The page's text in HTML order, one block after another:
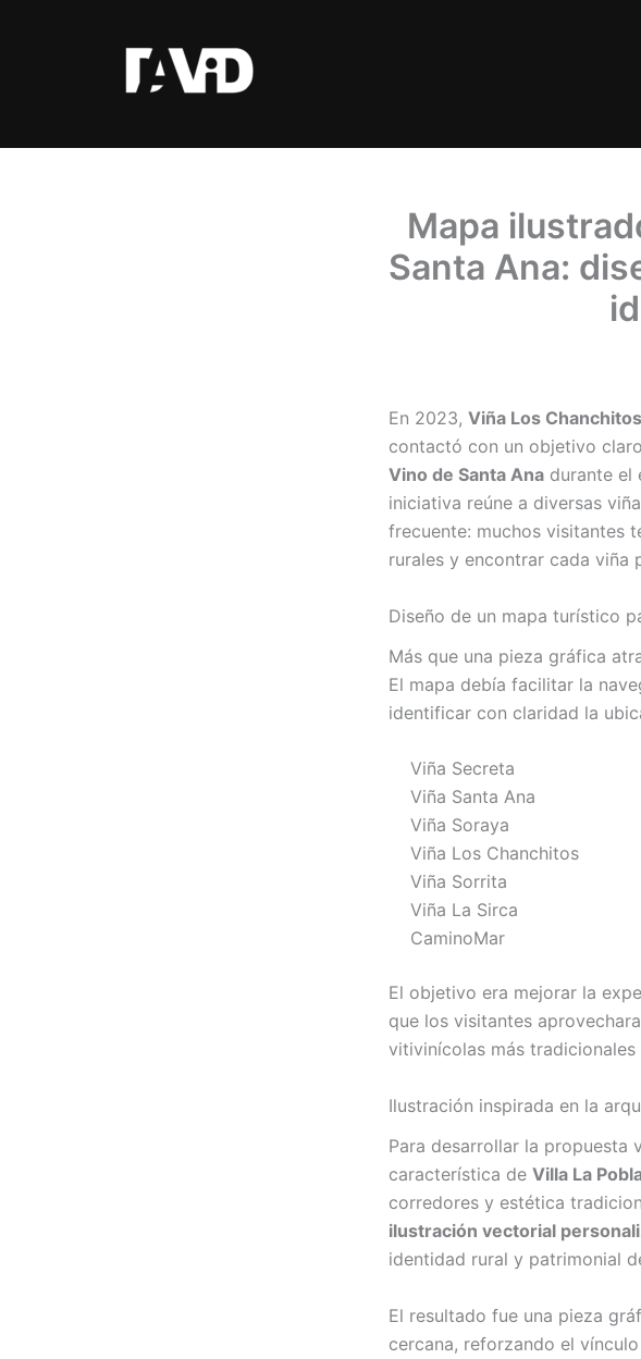
Mapa
Santa Ana:
En 2023, Viña Los Chanchitos
contactó con un objetivo
Vino de Santa Ana durante el
iniciativa reúne a diversas
frecuente: muchos visitantes
rurales y encontrar cada viña
Diseño de un mapa turístico
Más que una pieza gráfica
El mapa debía facilitar la
identificar con claridad la
Viña Secreta
Viña Santa Ana
Viña Soraya
Viña Los Chanchitos
Viña Sorrita
Viña La Sirca
CaminoMar
El objetivo era mejorar la
que los visitantes
vitivinícolas más tradicionales
Ilustración inspirada en la
Para desarrollar la propuesta
característica de Villa La
corredores y estética
ilustración vectorial
identidad rural y patrimonial
El resultado fue una pieza
cercana, reforzando el